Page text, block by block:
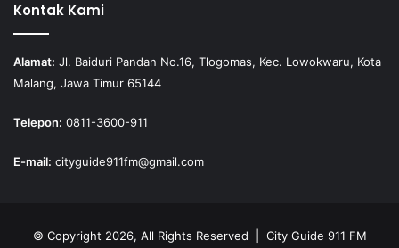
Kontak Kami
Alamat: Jl. Baiduri Pandan No.16, Tlogomas, Kec. Lowokwaru, Kota
Malang, Jawa Timur 65144
Telepon: 0811-3600-911
E-mail: cityguide911fm@gmail.com
© Copyright 2026, All Rights Reserved | City Guide 911 FM